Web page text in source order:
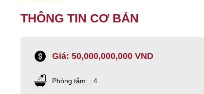
THÔNG TIN CƠ BẢN
Giá: 50,000,000,000 VND
Phòng tắm: : 4